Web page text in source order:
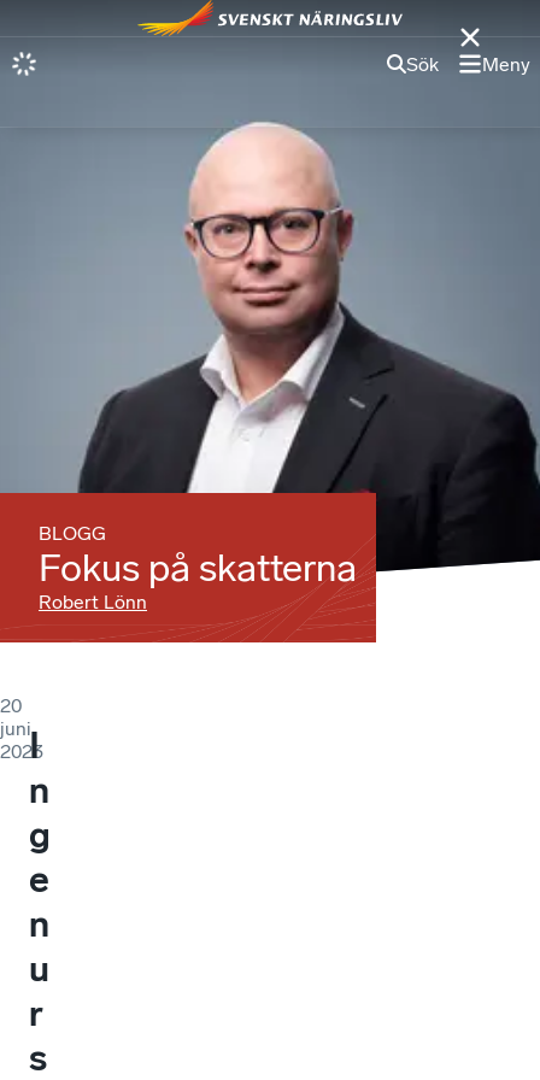
Sök Meny
BLOGG
Fokus på skatterna
Robert Lönn
20
juni
2023
I
n
g
e
n
u
r
s